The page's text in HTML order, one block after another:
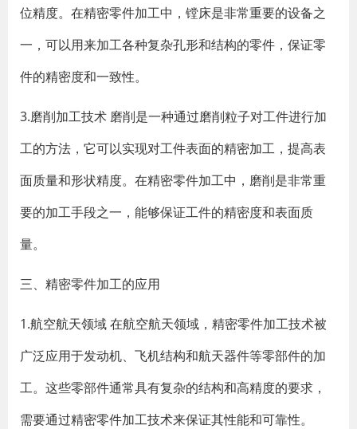
位精度。在精密零件加工中，镗床是非常重要的设备之
一，可以用来加工各种复杂孔形和结构的零件，保证零
件的精密度和一致性。
3.磨削加工技术 磨削是一种通过磨削粒子对工件进行加
工的方法，它可以实现对工件表面的精密加工，提高表
面质量和形状精度。在精密零件加工中，磨削是非常重
要的加工手段之一，能够保证工件的精密度和表面质
量。
三、精密零件加工的应用
1.航空航天领域 在航空航天领域，精密零件加工技术被
广泛应用于发动机、飞机结构和航天器件等零部件的加
工。这些零部件通常具有复杂的结构和高精度的要求，
需要通过精密零件加工技术来保证其性能和可靠性。